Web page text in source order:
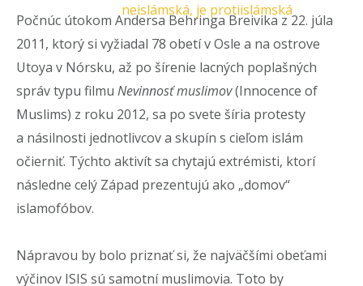
neislámská, je protiislámská
Počnúc útokom Andersa Behringa Breivika z 22. júla
2011, ktorý si vyžiadal 78 obetí v Osle a na ostrove
Utoya v Nórsku, až po šírenie lacných poplašných
správ typu filmu Nevinnosť muslimov(Innocence of
Muslims) z roku 2012, sa po svete šíria protesty
a násilnosti jednotlivcov a skupín s cieľom islám
očierniť. Týchto aktivít sa chytajú extrémisti, ktorí
následne celý Západ prezentujú ako „domov“
islamofóbov.
Nápravou by bolo priznať si, že najväčšími obeťami
výčinov ISIS sú samotní muslimovia. Toto by